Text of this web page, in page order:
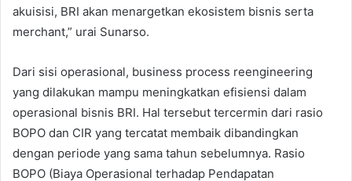
akuisisi, BRI akan menargetkan ekosistem bisnis serta
merchant,” urai Sunarso.
Dari sisi operasional, business process reengineering
yang dilakukan mampu meningkatkan efisiensi dalam
operasional bisnis BRI. Hal tersebut tercermin dari rasio
BOPO dan CIR yang tercatat membaik dibandingkan
dengan periode yang sama tahun sebelumnya. Rasio
BOPO (Biaya Operasional terhadap Pendapatan